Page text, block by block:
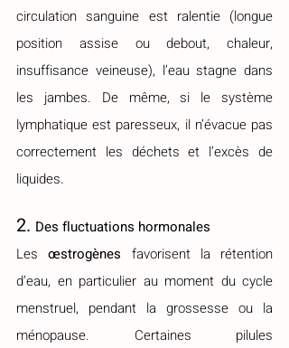
circulation sanguine est ralentie (longue
position assise ou debout, chaleur,
insuffisance veineuse), l’eau stagne dans
les jambes. De même, si le système
lymphatique est paresseux, il n’évacue pas
correctement les déchets et l’excès de
liquides.
2. Des fluctuations hormonales
Les œstrogènes favorisent la rétention
d’eau, en particulier au moment du cycle
menstruel, pendant la grossesse ou la
ménopause. Certaines pilules